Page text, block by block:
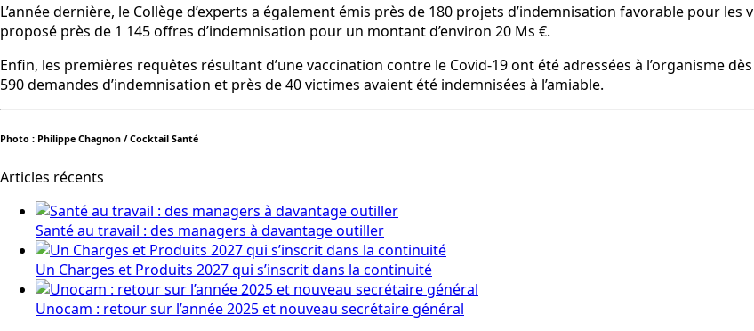
L’année dernière, le Collège d’experts a également émis près de 180 projets d’indemnisation favorable pour
proposé près de 1 145 offres d’indemnisation pour un montant d’environ 20 Ms €.
Enfin, les premières requêtes résultant d’une vaccination contre le Covid-19 ont été adressées à l’organisme
590 demandes d’indemnisation et près de 40 victimes avaient été indemnisées à l’amiable.
Photo : Philippe Chagnon / Cocktail Santé
Articles récents
Santé au travail : des managers à davantage outiller
Un Charges et Produits 2027 qui s’inscrit dans la continuité
Unocam : retour sur l’année 2025 et nouveau secrétaire général